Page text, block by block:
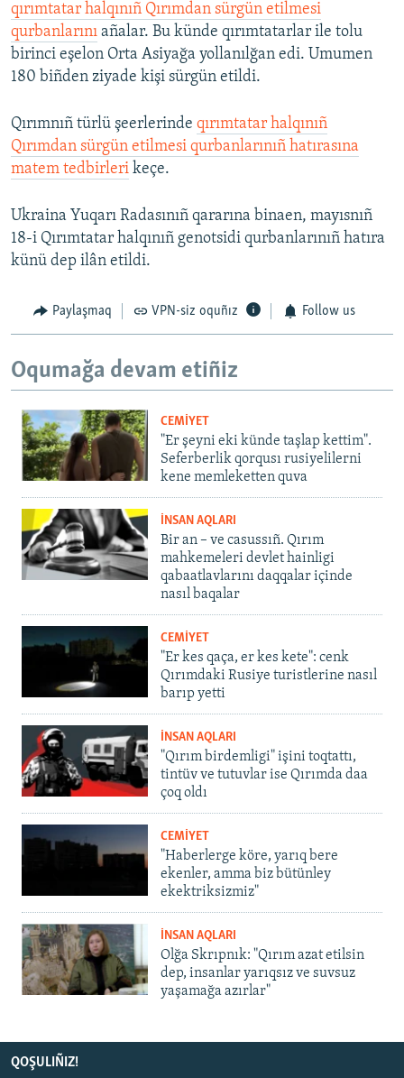
qırımtatar halqınıñ Qırımdan sürgün etilmesi
qurbanlarını añalar. Bu künde qırımtatarlar ile tolu
birinci eşelon Orta Asiyağa yollanılğan edi. Umumen
180 biñden ziyade kişi sürgün etildi.
Qırımnıñ türlü şeerlerinde qırımtatar halqınıñ
Qırımdan sürgün etilmesi qurbanlarınıñ hatırasına
matem tedbirleri keçe.
Ukraina Yuqarı Radasınıñ qararına binaen, mayısnıñ
18-i Qırımtatar halqınıñ genotsidi qurbanlarınıñ hatıra
künü dep ilân etildi.
Paylaşmaq VPN-siz oquñız Follow us
Oqumağa devam etiñiz
CEMİYET
"Er şeyni eki künde taşlap kettim".
Seferberlik qorqusı rusiyelilerni
kene memleketten quva
İNSAN AQLARI
Bir an – ve casussıñ. Qırım
mahkemeleri devlet hainligi
qabaatlavlarını daqqalar içinde
nasıl baqalar
CEMİYET
"Er kes qaça, er kes kete": cenk
Qırımdaki Rusiye turistlerine nasıl
barıp yetti
İNSAN AQLARI
"Qırım birdemligi" işini toqtattı,
tintüv ve tutuvlar ise Qırımda daa
çoq oldı
CEMİYET
"Haberlerge köre, yarıq bere
ekenler, amma biz bütünley
ekektriksizmiz"
İNSAN AQLARI
Olğa Skrıpnık: "Qırım azat etilsin
dep, insanlar yarıqsız ve suvsuz
yaşamağa azırlar"
QOŞULIÑIZ!